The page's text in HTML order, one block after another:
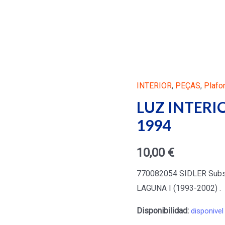
INTERIOR, PEÇAS,
LUZ
1994
10,00 €
770082054 SIDLER
LAGUNA I (1993-2002) .
Disponibilidad: disponivel